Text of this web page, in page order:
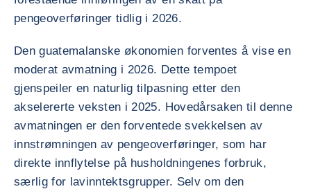
pengeoverføringer tidlig i 2026.
Den guatemalanske økonomien forventes å vise en
moderat avmatning i 2026. Dette tempoet
gjenspeiler en naturlig tilpasning etter den
akselererte veksten i 2025. Hovedårsaken til denne
avmatningen er den forventede svekkelsen av
innstrømningen av pengeoverføringer, som har
direkte innflytelse på husholdningenes forbruk,
særlig for lavinntektsgrupper. Selv om den